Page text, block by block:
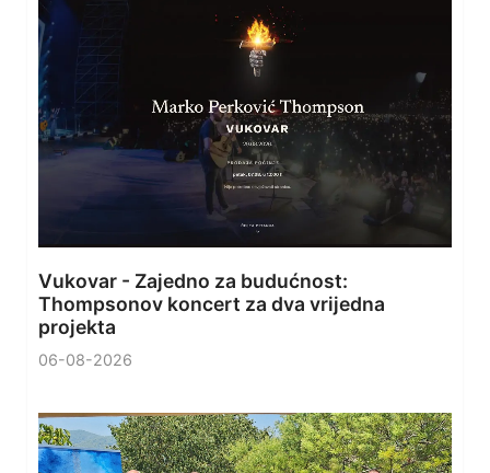
Vukovar - Zajedno za budućnost:
Thompsonov koncert za dva vrijedna
projekta
06-08-2026